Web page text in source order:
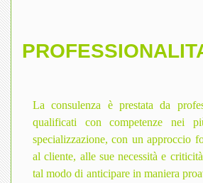
La consulenza è prestata da
qualificati con competenze nei
specializzazione, con un approccio
al cliente, alle sue necessità e
tal modo di anticipare in maniera